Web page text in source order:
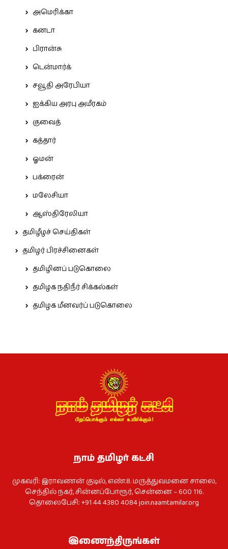
அமெரிக்கா
கனடா
பிரான்சு
டென்மார்க்
சவூதி அரேபியா
ஐக்கிய அரபு அமீரகம்
குவைத்
கத்தார்
ஓமன்
பக்ரைன்
மலேசியா
ஆஸ்திரேலியா
தமிழீழச் செய்திகள்
தமிழர் பிரச்சினைகள்
தமிழினப் படுகொலை
தமிழக நதிநீர் சிக்கல்கள்
தமிழக மீனவர்ப் படுகொலை
நாம் தமிழர் கட்சி
முகவரி: இராவணன் குடில், எண்.8. மருத்துவமனை சாலை,
செந்தில் நகர், சின்னப்போரூர், சென்னை – 600 116.
தொலைபேசி: +91 44 4380 4084join.naamtamilar.org
இணைந்திருங்கள்